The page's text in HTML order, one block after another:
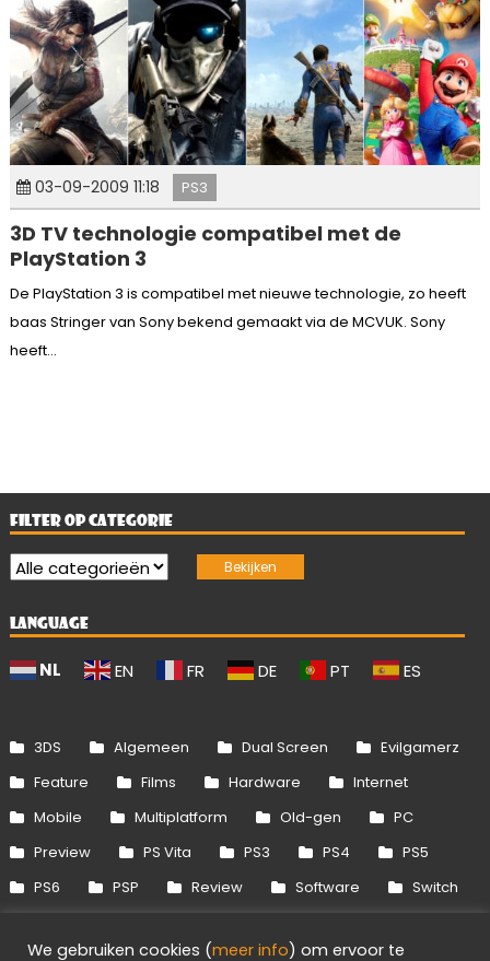
03-09-2009 11:18 PS3
3D TV technologie compatibel met de
PlayStation 3
De PlayStation 3 is compatibel met nieuwe technologie, zo heeft
baas Stringer van Sony bekend gemaakt via de MCVUK. Sony
heeft...
FILTER OP CATEGORIE
LANGUAGE
NL EN FR DE PT ES
3DS Algemeen Dual Screen
Evilgamerz
Feature
Films Hardware
Internet
Mobile
Multiplatform Old-gen
PC
Preview
PS Vita PS3 PS4
PS5
PS6
PSP Review Software
Switch
We gebruiken cookies (meer info) om ervoor te